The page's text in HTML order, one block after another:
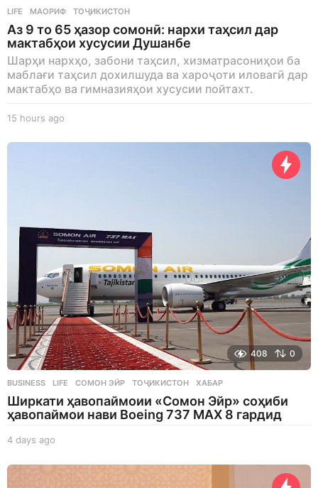
LIFE МАОРИФ ,ТОҶИКИСТОН
Аз 9 то 65 ҳазор сомонӣ: нархи таҳсил дар
мактабҳои хусусии Душанбе
Шарҳи нархҳо, забони таҳсил, хизматрасониҳои ба
маблағи таҳсил дохилшуда ва хароҷоти иловагӣ дар
мактабҳо ва гимназияҳои хусусии пойтахт.
15 hours ago
h
o
408 0
BUSINESS ,LIFE СОМОН ЭЙР ,ТОҶИКИСТОН ,ХАБАР
Ширкати ҳавопаймоии «Сомон Эйр» соҳиби
ҳавопаймои нави Boeing 737 MAX 8 гардид
4 days ago
a